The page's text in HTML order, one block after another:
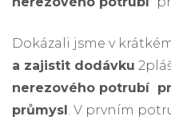
Dokázali jsme v
a zajistit dodávku
nerezového potrubí
průmysl. V prvním